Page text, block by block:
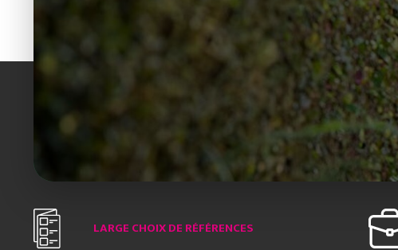
LARGE CHOIX DE RÉFÉRENCES